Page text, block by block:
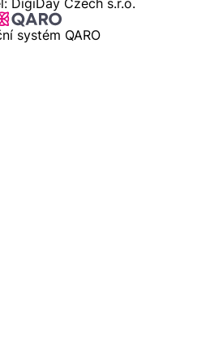
DigiDay Czech s.r.o.
systém QARO